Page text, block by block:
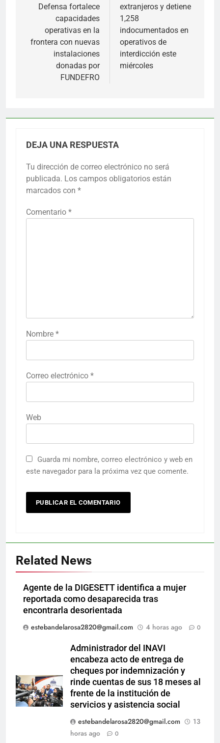
entradas
Defensa fortalece
capacidades
operativas en la
frontera con nuevas
instalaciones
donadas por
FUNDEFRO
extranjeros y detiene
1,258
indocumentados en
operativos de
interdicción este
miércoles
DEJA UNA RESPUESTA
Tu dirección de correo electrónico no será
publicada. Los campos obligatorios están
marcados con *
Comentario *
Nombre *
Correo electrónico *
Web
Guarda mi nombre, correo electrónico y web en
este navegador para la próxima vez que comente.
Related News
Agente de la DIGESETT identifica a mujer
reportada como desaparecida tras
encontrarla desorientada
estebandelarosa2820@gmail.com
4 horas ago 0
Administrador del INAVI
encabeza acto de entrega de
cheques por indemnización y
rinde cuentas de sus 18 meses al
frente de la institución de
servicios y asistencia social
estebandelarosa2820@gmail.com
13
horas ago
0